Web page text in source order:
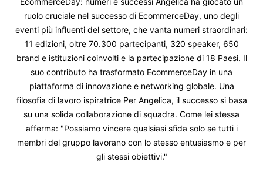
ruolo cruciale nel successo di EcommerceDay, uno degli
eventi più influenti del settore, che vanta numeri straordinari:
11 edizioni, oltre 70.300 partecipanti, 320 speaker, 650
brand e istituzioni coinvolti e la partecipazione di 18 Paesi. Il
suo contributo ha trasformato EcommerceDay in una
piattaforma di innovazione e networking globale. Una
filosofia di lavoro ispiratrice Per Angelica, il successo si basa
su una solida collaborazione di squadra. Come lei stessa
afferma: "Possiamo vincere qualsiasi sfida solo se tutti i
membri del gruppo lavorano con lo stesso entusiasmo e per
gli stessi obiettivi."